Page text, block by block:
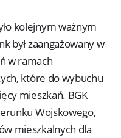
kolejnym ważnym
był zaangażowany w
w ramach
które do wybuchu
mieszkań. BGK
Wojskowego,
mieszkalnych dla